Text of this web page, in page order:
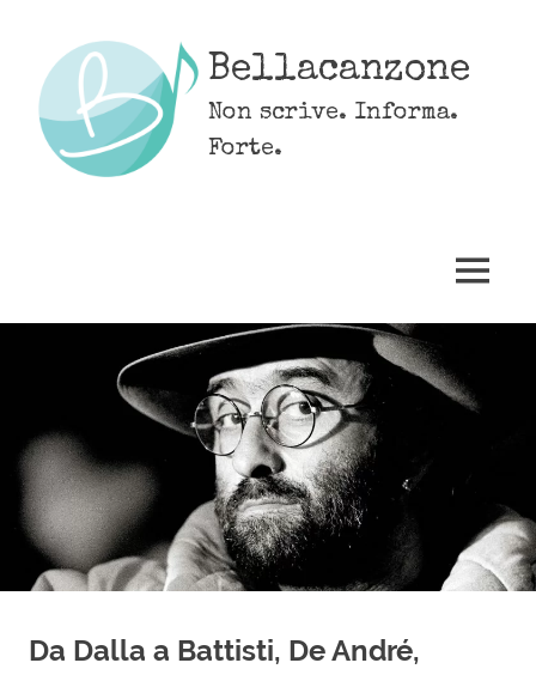
content
Bellacanzone
Non scrive. Informa.
Forte.
MENU
Da Dalla a Battisti, De André,